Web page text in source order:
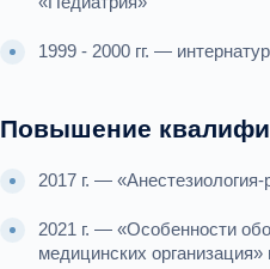
1999 - 2000 гг. —
Повышение
2017 г. —
2021 г. — «Особенности
медицинских